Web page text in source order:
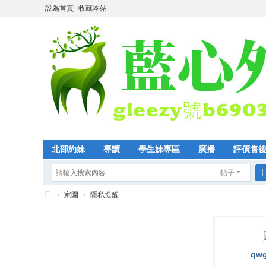
設為首頁 收藏本站
北部約妹 導讀 學生妹專區 廣播 評價售
帖子
› 家園 › 隱私提醒